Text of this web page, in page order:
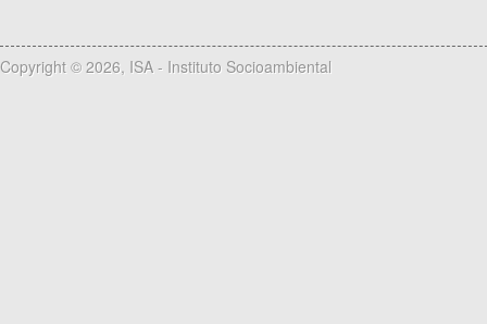
Copyright © 2026, ISA - Instituto Socioambiental